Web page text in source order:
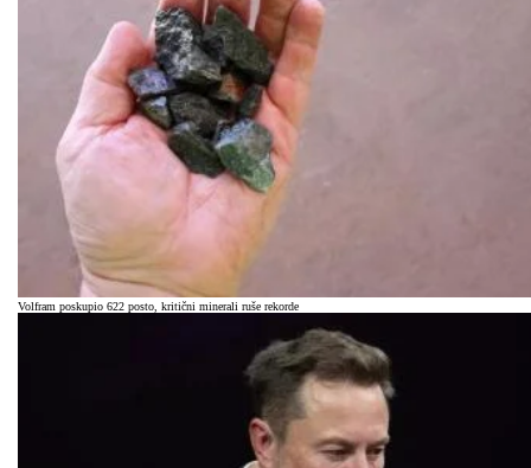
Volfram poskupio 622 posto, kritični minerali ruše rekorde